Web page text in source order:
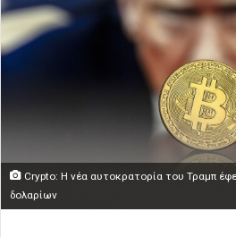
Crypto: Η νέα αυτοκρατορία του Τραμπ
δολαρίων